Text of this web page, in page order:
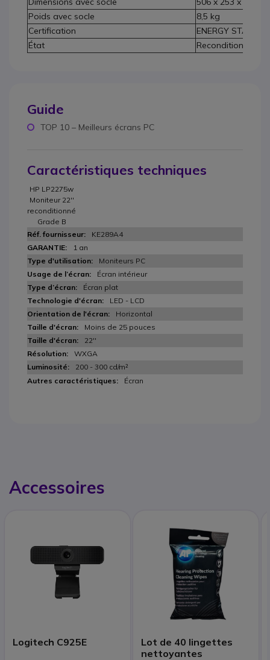
Poids avec socle
8,5 kg
Certification
ENERGY STAR®,
État
Reconditionné
Guide
TOP 10 – Meilleurs écrans PC
Caractéristiques techniques
HP LP2275w
Moniteur 22''
reconditionné
Grade B
KE289A4
1 an
Moniteurs PC
Écran intérieur
Écran plat
LED - LCD
Horizontal
Moins de 25 pouces
22''
WXGA
200 - 300 cd/m²
Écran
Accessoires
Logitech C925E
Lot de 40 lingettes
nettoyantes